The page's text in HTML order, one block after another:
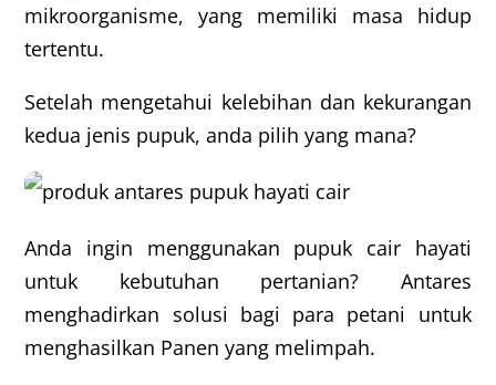
mikroorganisme, yang memiliki masa hidup
tertentu.
Setelah mengetahui kelebihan dan kekurangan
kedua jenis pupuk, anda pilih yang mana?
Anda ingin menggunakan pupuk cair hayati
untuk kebutuhan pertanian? Antares
menghadirkan solusi bagi para petani untuk
menghasilkan Panen yang melimpah.